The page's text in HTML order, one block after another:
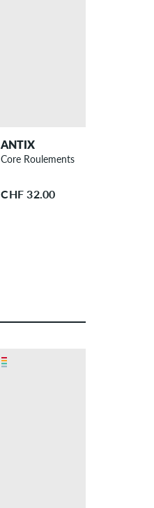
ANTIX
Core Roulements
CHF 32.00